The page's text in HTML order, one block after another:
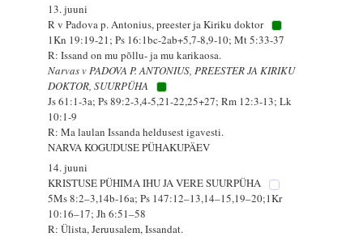
13. juuni
R v Padova p. Antonius, preester ja Kiriku doktor
1Kn 19:19-21; Ps 16:1bc-2ab+5,7-8,9-10; Mt 5:33-37
R: Issand on mu põllu- ja mu karikaosa.
Narvas v PADOVA P. ANTONIUS, PREESTER JA KIRIKU
DOKTOR, SUURPÜHA
Js 61:1-3a; Ps 89:2-3,4-5,21-22,25+27; Rm 12:3-13; Lk
10:1-9
R: Ma laulan Issanda heldusest igavesti.
NARVA KOGUDUSE PÜHAKUPÄEV
14. juuni
KRISTUSE PÜHIMA IHU JA VERE SUURPÜHA
5Ms 8:2–3,14b-16a; Ps 147:12–13,14–15,19–20;1Kr
10:16–17; Jh 6:51–58
R: Ülista, Jeruusalem, Issandat.